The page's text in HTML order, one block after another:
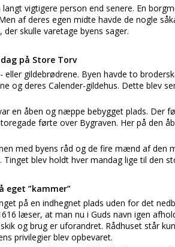
vigtigere person end senere. En
af deres egen midte havde de nogle
skulle varetage byens sager.
på Store Torv
eller gildebrødrene. Byen havde to
og deres Calender-gildehus. Dette blev
en åben og næppe bebygget plads. Der
førte over Bygraven. Her på den
med byens råd og de fire mænd af den
blev holdt hver mandag lige til den
eget ”kammer”
på en indhegnet plads uden for det
læser, at man nu i Guds navn igen
og brug er uforandret. Rådhuset står
privilegier blev opbevaret.